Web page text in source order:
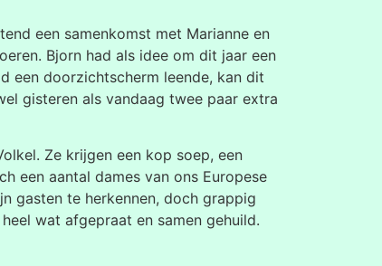
een samenkomst met Marianne en
Bjorn had als idee om dit jaar een
een doorzichtscherm leende, kan dit
gisteren als vandaag twee paar extra
Ze krijgen een kop soep, een
een aantal dames van ons Europese
gasten te herkennen, doch grappig
wat afgepraat en samen gehuild.